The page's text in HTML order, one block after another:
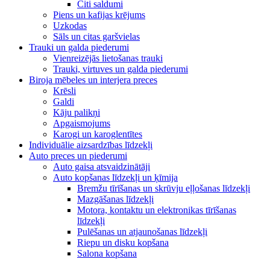
Citi saldumi
Piens un kafijas krējums
Uzkodas
Sāls un citas garšvielas
Trauki un galda piederumi
Vienreizējās lietošanas trauki
Trauki, virtuves un galda piederumi
Biroja mēbeles un interjera preces
Krēsli
Galdi
Kāju palikņi
Apgaismojums
Karogi un karoglentītes
Individuālie aizsardzības līdzekļi
Auto preces un piederumi
Auto gaisa atsvaidzinātāji
Auto kopšanas līdzekļi un ķīmija
Bremžu tīrīšanas un skrūvju eļļošanas līdzekļi
Mazgāšanas līdzekļi
Motora, kontaktu un elektronikas tīrīšanas
līdzekļi
Pulēšanas un atjaunošanas līdzekļi
Riepu un disku kopšana
Salona kopšana